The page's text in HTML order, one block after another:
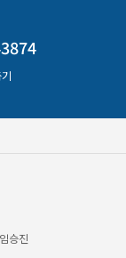
승진